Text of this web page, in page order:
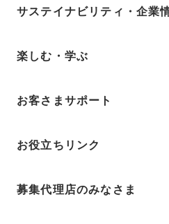
サステイナビリティ・企業
楽しむ・学ぶ
お客さまサポート
お役立ちリンク
募集代理店のみなさま